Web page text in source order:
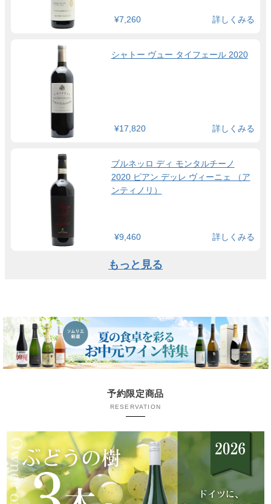
¥7,260 詳しくみる
シャトー ヴュー タイフェール 2020
¥17,820 詳しくみる
ブルネッロ ディ モンタルチーノ
2020 ピアン デッレ ヴィーニェ （ア
ンティノリ）
¥9,460 詳しくみる
もっと見る
予約限定商品
RESERVATION